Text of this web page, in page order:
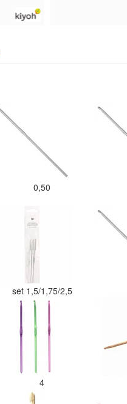
0,50
set 1,5/1,75/2,5
4